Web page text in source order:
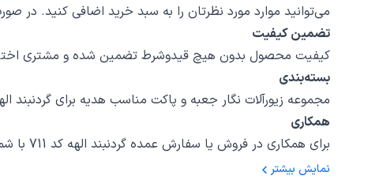
می‌توانید موارد مورد نظرتان را به سبد خرید اضافی کنید. در
تضمین کیفیت
کیفیت محصول بدون هیچ قیدوشرط تضمین شده و مشتری
بسته‌بندی
مجموعه زیورآلات نگار جعبه و پاکت مناسب هدیه برای گردنبند الهه کد 711 در نظر گرفته است، امیدواریم بتوانیم رضایت خاطر شما را برای یک خرید خوب
همکاری
برای همکاری در فروش یا سفارش عمده گردنبند الهه کد 711 با شمارهٔ 02147620042 داخلی 5 تماس بگیرید.
نمایش بیشتر